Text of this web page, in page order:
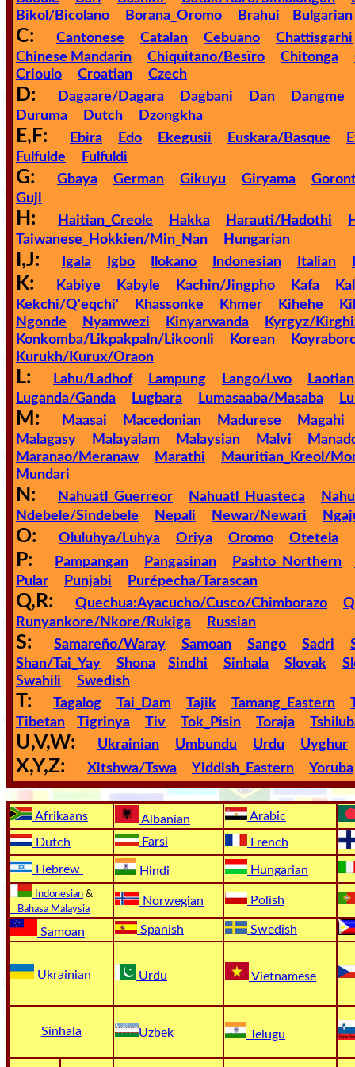
🎞
Jewish
Stories
🎞
X-
Witch
🎞
X-
Muslim
MP3
Bible
🎞
Bible
Movies
🎞
Gospel
Videos
🎞
Godly
Movies
🎞
CBN
Videos
🎞
Kids
Videos
🎞
Worship
Music
🎞
for
New
Believers
Bikol/Bicolano
Borana_Oromo Brahui Bulgarian
C: Cantonese Catalan Cebuano
Chattisgarhi
Chinese Mandarin
Chiquitano/Besïro Chitonga
Crioulo
Croatian Czech
D: Dagaare/Dagara Dagbani Dan
Dangme
Duruma
Dutch Dzongkha
E,F: Ebira Edo Ekegusii Euskara/Basque
Fulfulde
Fulfuldi
G: Gbaya German Gikuyu Giryama
Guji
H: Haitian_Creole Hakka Harauti/Hadothi
Taiwanese_Hokkien/Min_Nan
Hungarian
I,J: Igala Igbo Ilokano Indonesian Italian
K: Kabiye Kabyle Kachin/Jingpho Kafa
Kekchi/Q'eqchi'
Khassonke Khmer Kihehe
Ngonde
Nyamwezi Kinyarwanda
Kyrgyz/
Konkomba/Likpakpaln/Likoonli
Korean
Kurukh/Kurux/Oraon
L: Lahu/Ladhof Lampung Lango/Lwo
Laotian
Luganda/Ganda
Lugbara Lumasaaba/Masaba
M: Maasai Macedonian Madurese
Magahi
Malagasy
Malayalam Malaysian Malvi
Maranao/Meranaw
Marathi
Mauritian_Kreol/
Mundari
N: Nahuatl_Guerreor Nahuatl_Huasteca
Ndebele/Sindebele
Nepali Newar/Newari
O: Oluluhya/Luhya Oriya Oromo Otetela
P: Pampangan Pangasinan Pashto_Northern
Pular
Punjabi Purépecha/Tarascan
Q,R: Quechua:Ayacucho/Cusco/Chimborazo
Runyankore/Nkore/Rukiga
Russian
S: Samareño/Waray Samoan Sango Sadri
Shan/Tai_Yay
Shona Sindhi Sinhala Slovak
Swahili
Swedish
T: Tagalog Tai_Dam Tajik Tamang_Eastern
Tibetan
Tigrinya Tiv Tok_Pisin Toraja
U,V,W: Ukrainian Umbundu Urdu Uyghur
X,Y,Z: Xitshwa/Tswa Yiddish_Eastern Yoruba
Afrikaans Albanian Arabic
Dutch Farsi French
Hebrew Hindi Hungarian
Indonesian &
Bahasa Malaysia
Norwegian Polish
Samoan Spanish Swedish
Ukrainian Urdu Vietnamese
Sinhala Uzbek Telugu